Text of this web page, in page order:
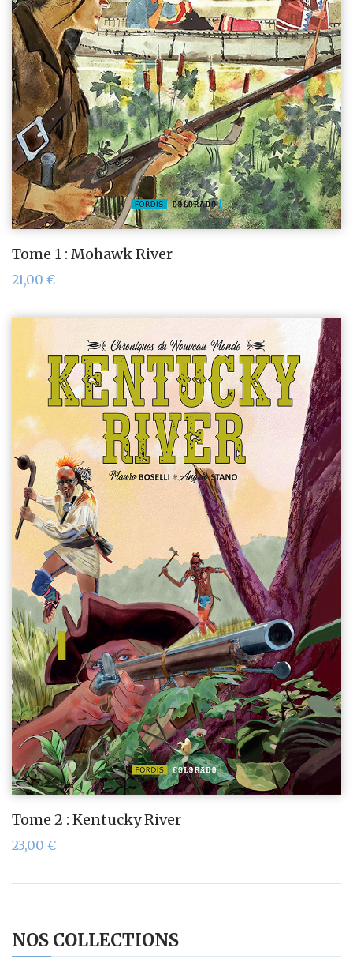
NOS COLLECTIONS
Tome 1 : Mohawk River
21,00 €
Tome 2 : Kentucky River
23,00 €